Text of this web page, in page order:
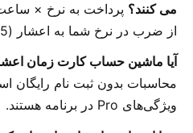
می کنند؟ پرداخت به نرخ ×
از ضرب در نرخ شما به اعشار (8:15 = 8.25) تبدیل می شود.
آیا ماشین حساب کارت زمان
ویژگی‌های Pro در برنامه هستند.